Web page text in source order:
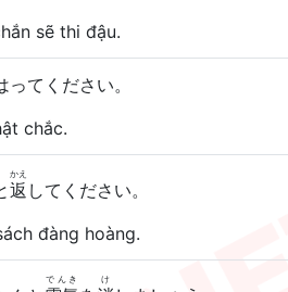
sẽ thi đậu.
てください。
chắc.
返
かえ
してください。
đàng hoàng.
でんき け